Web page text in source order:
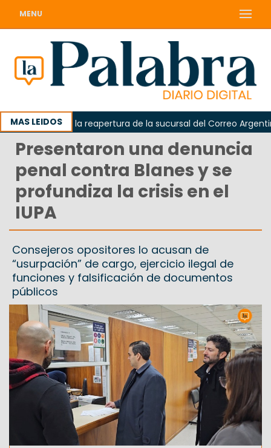
MENU
MAS LEIDOS
reclamó la reapertura de la sucursal del Correo Argentino en
Presentaron una denuncia
penal contra Blanes y se
profundiza la crisis en el
IUPA
Consejeros opositores lo acusan de
“usurpación” de cargo, ejercicio ilegal de
funciones y falsificación de documentos
públicos